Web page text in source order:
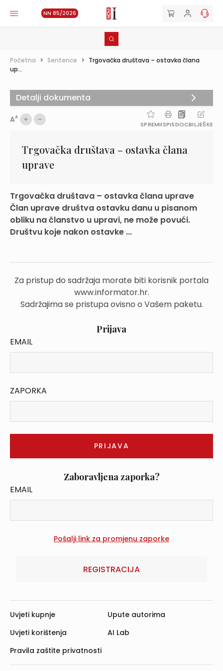
NN 85/2026
Početna > Sentence > Trgovačka društava – ostavka člana
up...
AA
SPREMIISPISDOCBILJEŠKE
Trgovačka društava – ostavka člana
uprave
Trgovačka društava – ostavka člana uprave
Član uprave društva ostavku danu u pisanom
obliku na članstvo u upravi, ne može povući.
Društvu koje nakon ostavke ...
Za pristup do sadržaja morate biti korisnik portala
www.informator.hr.
Sadržajima se pristupa ovisno o Vašem paketu.
Prijava
EMAIL
ZAPORKA
Zaboravljena zaporka?
EMAIL
REGISTRACIJA
Detalji dokumenta
Uvjeti kupnje
Uvjeti korištenja
Pravila zaštite privatnosti
Upute autorima
AI Lab